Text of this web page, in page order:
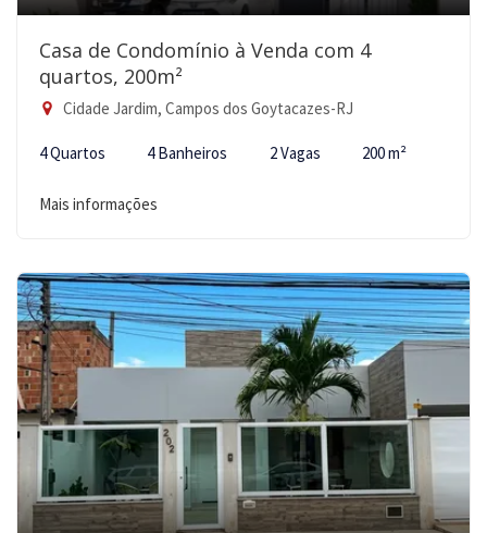
Casa de Condomínio à Venda com 4
quartos, 200m²
Cidade Jardim, Campos dos Goytacazes-RJ
4 Quartos 4 Banheiros 2 Vagas 200 m²
Mais informações